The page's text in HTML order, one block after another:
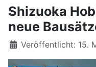
Shizuoka
neue
Details
Veröffentlicht: 15.